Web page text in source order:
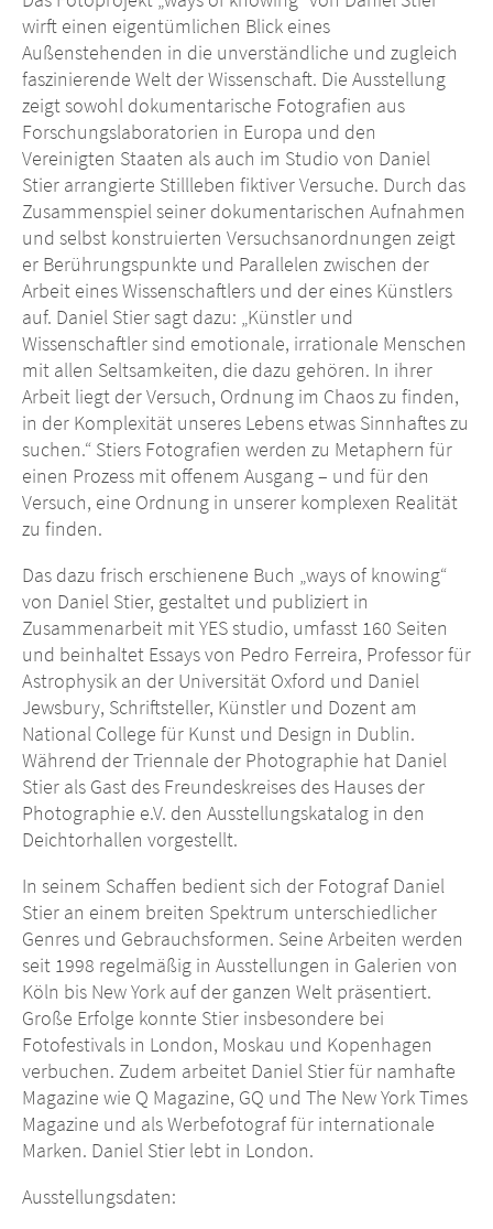
wirft einen eigentümlichen Blick eines
Außenstehenden in die unverständliche und zugleich
faszinierende Welt der Wissenschaft. Die Ausstellung
zeigt sowohl dokumentarische Fotografien aus
Forschungslaboratorien in Europa und den
Vereinigten Staaten als auch im Studio von Daniel
Stier arrangierte Stillleben fiktiver Versuche. Durch das
Zusammenspiel seiner dokumentarischen Aufnahmen
und selbst konstruierten Versuchsanordnungen zeigt
er Berührungspunkte und Parallelen zwischen der
Arbeit eines Wissenschaftlers und der eines Künstlers
auf. Daniel Stier sagt dazu: „Künstler und
Wissenschaftler sind emotionale, irrationale Menschen
mit allen Seltsamkeiten, die dazu gehören. In ihrer
Arbeit liegt der Versuch, Ordnung im Chaos zu finden,
in der Komplexität unseres Lebens etwas Sinnhaftes zu
suchen.“ Stiers Fotografien werden zu Metaphern für
einen Prozess mit offenem Ausgang – und für den
Versuch, eine Ordnung in unserer komplexen Realität
zu finden.
Das dazu frisch erschienene Buch „ways of knowing“
von Daniel Stier, gestaltet und publiziert in
Zusammenarbeit mit YES studio, umfasst 160 Seiten
und beinhaltet Essays von Pedro Ferreira, Professor für
Astrophysik an der Universität Oxford und Daniel
Jewsbury, Schriftsteller, Künstler und Dozent am
National College für Kunst und Design in Dublin.
Während der Triennale der Photographie hat Daniel
Stier als Gast des Freundeskreises des Hauses der
Photographie e.V. den Ausstellungskatalog in den
Deichtorhallen vorgestellt.
In seinem Schaffen bedient sich der Fotograf Daniel
Stier an einem breiten Spektrum unterschiedlicher
Genres und Gebrauchsformen. Seine Arbeiten werden
seit 1998 regelmäßig in Ausstellungen in Galerien von
Köln bis New York auf der ganzen Welt präsentiert.
Große Erfolge konnte Stier insbesondere bei
Fotofestivals in London, Moskau und Kopenhagen
verbuchen. Zudem arbeitet Daniel Stier für namhafte
Magazine wie Q Magazine, GQ und The New York Times
Magazine und als Werbefotograf für internationale
Marken. Daniel Stier lebt in London.
Ausstellungsdaten: